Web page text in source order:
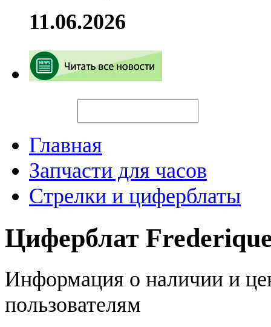
11.06.2026
Главная
Запчасти для часов
Стрелки и циферблаты
Циферблат
Информация о наличии и
пользователям